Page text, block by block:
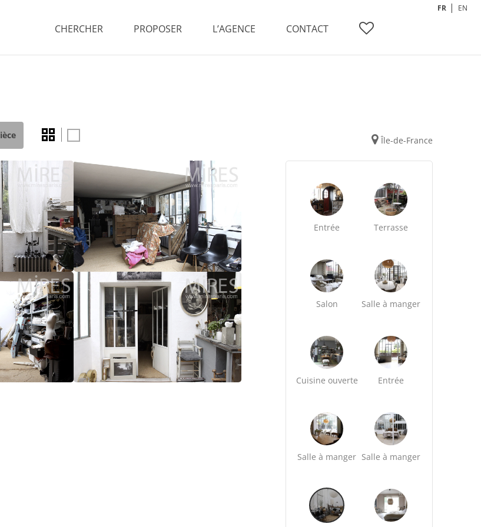
CHERCHER PROPOSER L’AGENCE CONTACT
FR EN
Île-de-France
Entrée Terrasse
Salon Salle à manger
Cuisine ouverte Entrée
Salle à manger Salle à manger